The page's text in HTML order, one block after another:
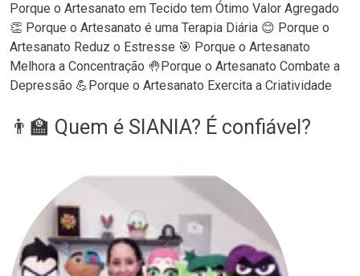
Porque o Artesanato em Tecido tem Ótimo Valor Agregado
👏 Porque o Artesanato é uma Terapia Diária 😊 Porque o
Artesanato Reduz o Estresse 🎯 Porque o Artesanato
Melhora a Concentração 🤚Porque o Artesanato Combate a
Depressão 💪Porque o Artesanato Exercita a Criatividade
👨‍🏫 Quem é SIANIA? É confiável?